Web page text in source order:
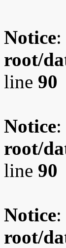
Notice
root/
line 90
Notice
root/
line 90
Notice
root/